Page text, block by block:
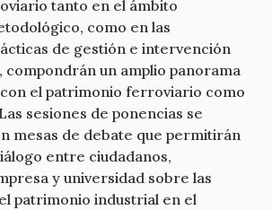
tanto en el ámbito
como en las
de gestión e intervención
compondrán un amplio panorama
el patrimonio ferroviario como
sesiones de ponencias se
mesas de debate que permitirán
entre ciudadanos,
y universidad sobre las
patrimonio industrial en el